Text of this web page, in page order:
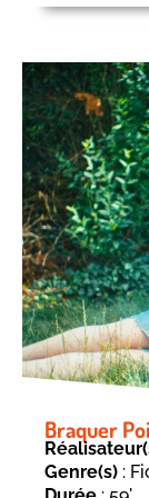
Braquer
Genre(s) :